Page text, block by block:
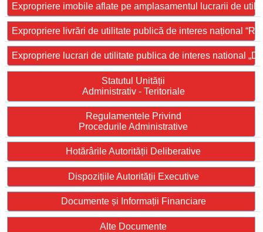
Expropriere imobile aflate pe amplasamentul lucrarii de
Expropriere livrări de utilitate publică de interes național
Expropriere lucrari de utilitate publica de interes national
Statutul Unității
Administrativ - Teritoriale
Regulamentele Privind
Procedurile Administrative
Hotărârile Autorității Deliberative
Dispozițiile Autorității Executive
Documente și Informații Financiare
Alte Documente